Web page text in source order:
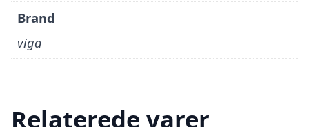
Brand
viga
Relaterede varer